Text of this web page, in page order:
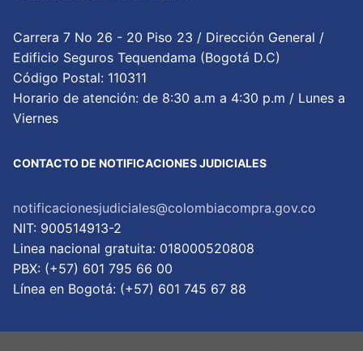
Carrera 7 No 26 - 20 Piso 23 / Dirección General /
Edificio Seguros Tequendama (Bogotá D.C)
Código Postal: 110311
Horario de atención: de 8:30 a.m a 4:30 p.m / Lunes a
Viernes
CONTACTO DE NOTIFICACIONES JUDICIALES
notificacionesjudiciales@colombiacompra.gov.co
NIT: 900514913-2
Linea nacional gratuita: 018000520808
PBX: (+57) 601 795 66 00
Lí­nea en Bogotá: (+57) 601 745 67 88